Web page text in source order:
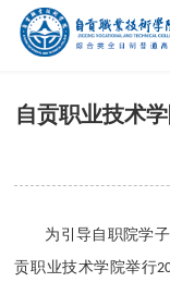
自贡职业技术
为引导 自职院学子
贡职业技术学院举行